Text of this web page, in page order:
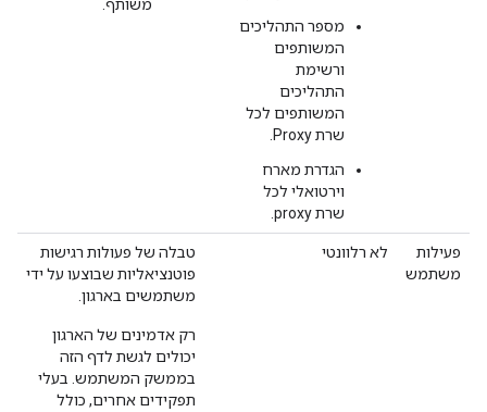
מספר התהליכים
המשותפים
ורשימת
התהליכים
המשותפים לכל
שרת Proxy.
הגדרת מארח
וירטואלי לכל
שרת proxy.
משותף.
פעילות
משתמש
לא רלוונטי
טבלה של פעולות רגישות
פוטנציאליות שבוצעו על ידי
משתמשים בארגון.
רק אדמינים של הארגון
יכולים לגשת לדף הזה
בממשק המשתמש. בעלי
תפקידים אחרים, כולל